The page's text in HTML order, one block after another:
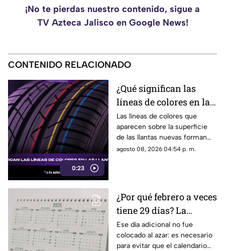
¡No te pierdas nuestro contenido, sigue a
TV Azteca Jalisco en Google News!
CONTENIDO RELACIONADO
0:23
¿Qué significan las
líneas de colores en las
llantas nuevas?
Las líneas de colores que
aparecen sobre la superficie
de las llantas nuevas forman
parte del proceso de
agosto 08, 2026 04:54 p. m.
¿Por qué febrero a veces
tiene 29 días? La
curiosa razón detrás de
los años bisiestos
Ese día adicional no fue
colocado al azar: es necesario
para evitar que el calendario